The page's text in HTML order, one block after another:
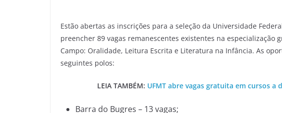
Estão abertas as inscrições para a seleção da Universidade
preencher 89 vagas remanescentes existentes na especialização
Campo: Oralidade, Leitura Escrita e Literatura na Infância. As
seguintes polos:
LEIA TAMBÉM: UFMT abre vagas gratuita em cursos a
Barra do Bugres – 13 vagas;